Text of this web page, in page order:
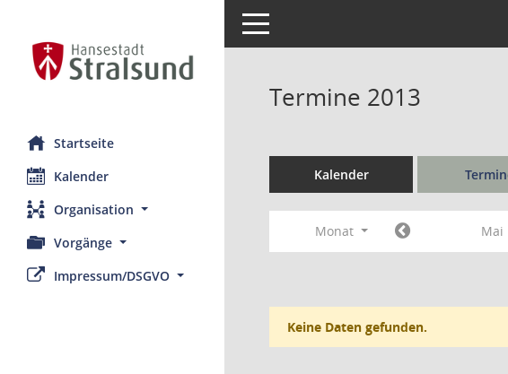
Startseite
Kalender
Organisation
Vorgänge
Impressum/DSGVO
Toggle navigation
Termine 2013
Kalender
Monat Mai
Keine Daten gefunden.